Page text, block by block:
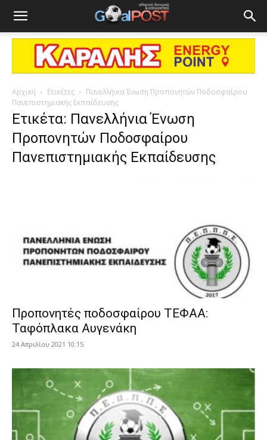
Αρχική Ετικέτες
Πανελλήνια Ένωση Προπονητών Ποδοσφαίρου
Πανεπιστημιακής Εκπαίδευσης
Ετικέτα: Πανελλήνια Ένωση
Προπονητών Ποδοσφαίρου
Πανεπιστημιακής Εκπαίδευσης
Προπονητές ποδοσφαίρου ΤΕΦΑΑ:
Ταφόπλακα Αυγενάκη
24 Απριλίου 2021 10:15